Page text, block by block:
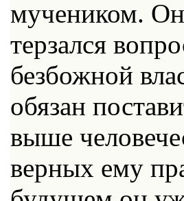
мучеником. Он
терзался
безбожной
обязан
выше
верных ему